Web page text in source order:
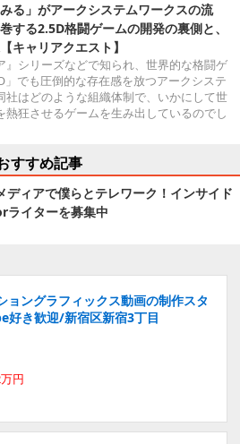
みる」がアークシステムワークスの流
する2.5D格闘ゲームの開発の裏側と、
キャリアクエスト】
』シリーズなどで知られ、世界的な格闘ゲ
」でも圧倒的な存在感を放つアークシステ
社はどのような組織体制で、いかにして世
熱狂させるゲームを生み出しているのでし
すすめ記事
ディアで僕らとテレワーク！インサイド
ライターを募集中
ョングラフィックス動画の制作スタ
好き歓迎/新宿区新宿3丁目
円